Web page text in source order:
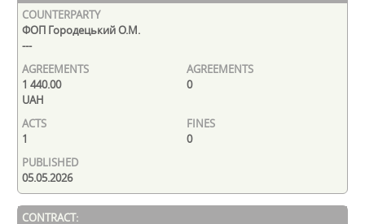
ФОП Городецький О.М.
---
1 440.00
UAH
0
1 0
05.05.2026